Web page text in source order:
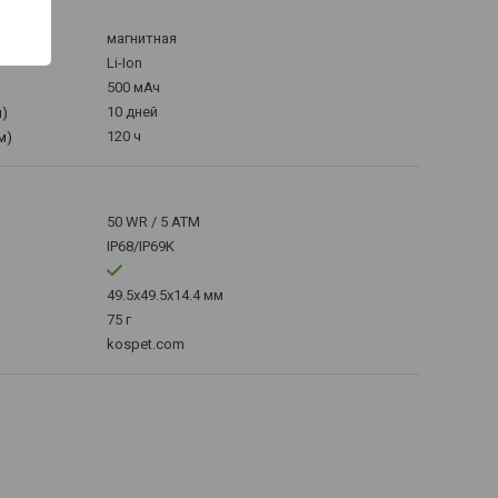
магнитная
Li-Ion
500 мАч
10 дней
120 ч
50 WR / 5 ATM
IP68/IP69K
49.5x49.5x14.4 мм
75 г
kospet.com